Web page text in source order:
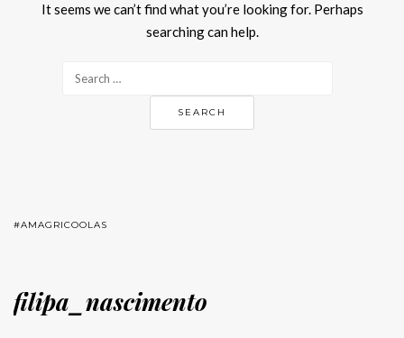
It seems we can’t find what you’re looking for. Perhaps
searching can help.
#AMAGRICOOLAS
filipa_nascimento